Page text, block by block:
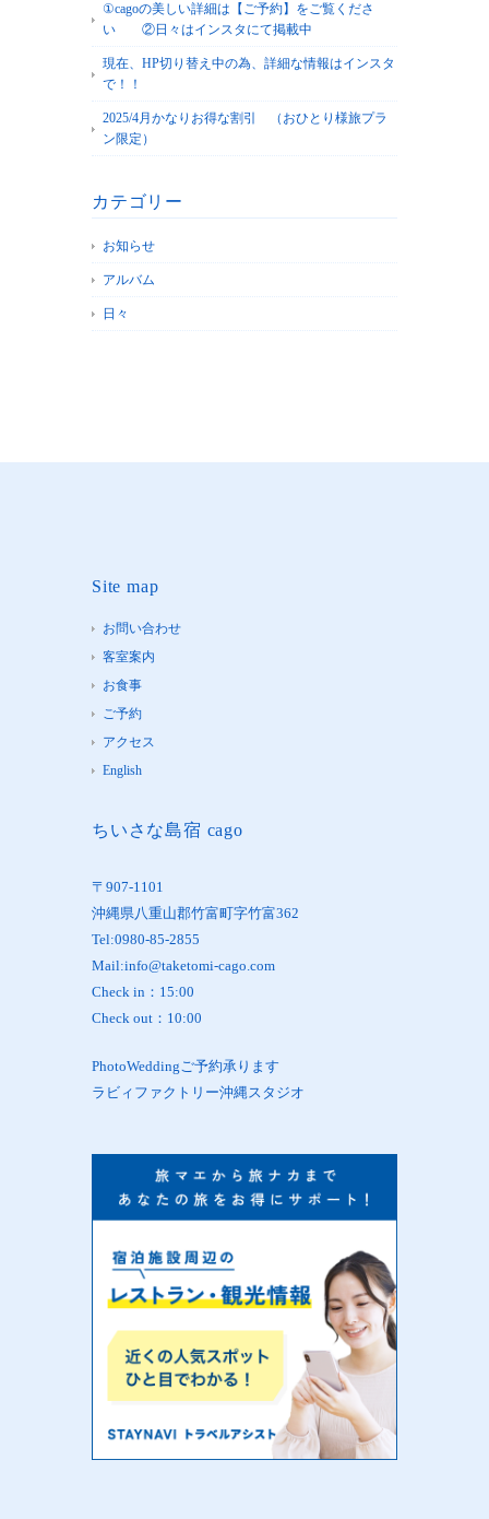
①cagoの美しい詳細は【ご予約】をご覧くださ
い ②日々はインスタにて掲載中
現在、HP切り替え中の為、詳細な情報はインスタ
で！！
2025/4月かなりお得な割引 （おひとり様旅プラ
ン限定）
カテゴリー
お知らせ
アルバム
日々
Site map
お問い合わせ
客室案内
お食事
ご予約
アクセス
English
ちいさな島宿 cago
〒907-1101
沖縄県八重山郡竹富町字竹富362
Tel:0980-85-2855
Mail:info@taketomi-cago.com
Check in：15:00
Check out：10:00
PhotoWeddingご予約承ります
ラビィファクトリー沖縄スタジオ